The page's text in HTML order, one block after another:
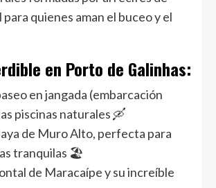
para quienes aman el buceo y el
en Porto de Galinhas:
en jangada (embarcación
piscinas naturales 🛶
de Muro Alto, perfecta para
tranquilas 🏖️
de Maracaípe y su increíble